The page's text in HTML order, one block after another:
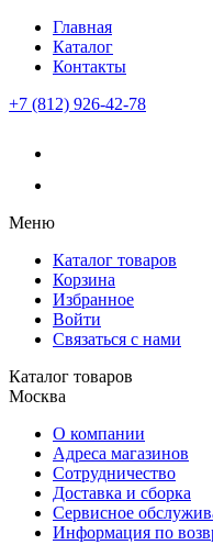
Главная
Каталог
Контакты
+7 (812) 926-42-78
Меню
Каталог товаров
Корзина
Избранное
Войти
Связаться с нами
Каталог товаров
Москва
О компании
Адреса магазинов
Сотрудничество
Доставка и сборка
Сервисное
Информация по